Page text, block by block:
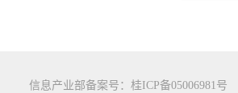
信息产业部备案号：桂ICP备05006981号